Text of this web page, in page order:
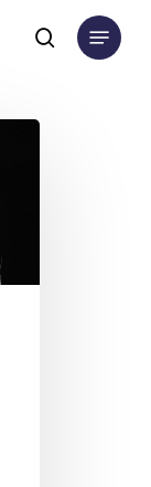
search
Menu